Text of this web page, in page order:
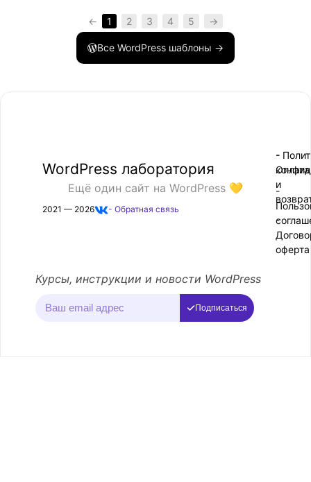
← 1 2 3 4 5 →
Все WordPress шаблоны →
WordPress лаборатория
Ещё один сайт на WordPress 💛
2021 — 2026 - Обратная связь
-
-
-
Оплата
и
-
оферта
Курсы, инструкции и новости WordPress
Подписаться